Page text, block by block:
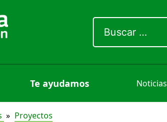
por:
Te ayudamos Noticias
Proyectos